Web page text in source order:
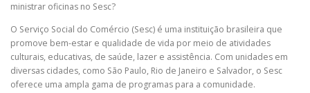
ministrar oficinas no Sesc?
O Serviço Social do Comércio (Sesc) é uma instituição brasileira que
promove bem-estar e qualidade de vida por meio de atividades
culturais, educativas, de saúde, lazer e assistência. Com unidades em
diversas cidades, como São Paulo, Rio de Janeiro e Salvador, o Sesc
oferece uma ampla gama de programas para a comunidade.